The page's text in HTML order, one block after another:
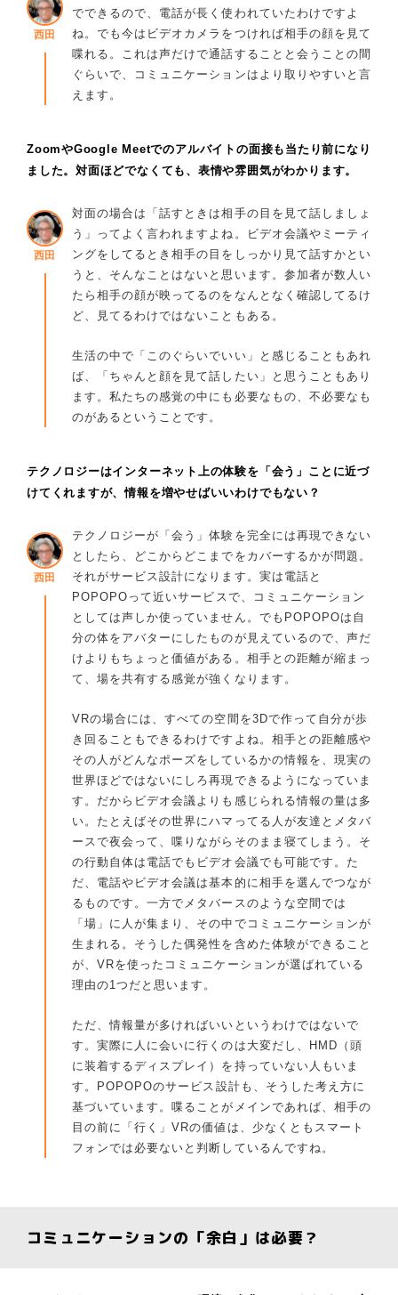
西田
でできるので、電話が長く使われていたわけですよ
ね。でも今はビデオカメラをつければ相手の顔を見て
喋れる。これは声だけで通話することと会うことの間
ぐらいで、コミュニケーションはより取りやすいと言
えます。
ZoomやGoogle Meetでのアルバイトの面接も当たり前になり
ました。対面ほどでなくても、表情や雰囲気がわかります。
西田
対面の場合は「話すときは相手の目を見て話しましょ
う」ってよく言われますよね。ビデオ会議やミーティ
ングをしてるとき相手の目をしっかり見て話すかとい
うと、そんなことはないと思います。参加者が数人い
たら相手の顔が映ってるのをなんとなく確認してるけ
ど、見てるわけではないこともある。
生活の中で「このぐらいでいい」と感じることもあれ
ば、「ちゃんと顔を見て話したい」と思うこともあり
ます。私たちの感覚の中にも必要なもの、不必要なも
のがあるということです。
テクノロジーはインターネット上の体験を「会う」ことに近づ
けてくれますが、情報を増やせばいいわけでもない？
西田
テクノロジーが「会う」体験を完全には再現できない
としたら、どこからどこまでをカバーするかが問題。
それがサービス設計になります。実は電話と
POPOPOって近いサービスで、コミュニケーション
としては声しか使っていません。でもPOPOPOは自
分の体をアバターにしたものが見えているので、声だ
けよりもちょっと価値がある。相手との距離が縮まっ
て、場を共有する感覚が強くなります。
VRの場合には、すべての空間を3Dで作って自分が歩
き回ることもできるわけですよね。相手との距離感や
その人がどんなポーズをしているかの情報を、現実の
世界ほどではないにしろ再現できるようになっていま
す。だからビデオ会議よりも感じられる情報の量は多
い。たとえばその世界にハマってる人が友達とメタバ
ースで夜会って、喋りながらそのまま寝てしまう。そ
の行動自体は電話でもビデオ会議でも可能です。た
だ、電話やビデオ会議は基本的に相手を選んでつなが
るものです。一方でメタバースのような空間では
「場」に人が集まり、その中でコミュニケーションが
生まれる。そうした偶発性を含めた体験ができること
が、VRを使ったコミュニケーションが選ばれている
理由の1つだと思います。
ただ、情報量が多ければいいというわけではないで
す。実際に人に会いに行くのは大変だし、HMD（頭
に装着するディスプレイ）を持っていない人もいま
す。POPOPOのサービス設計も、そうした考え方に
基づいています。喋ることがメインであれば、相手の
目の前に「行く」VRの価値は、少なくともスマート
フォンでは必要ないと判断しているんですね。
コミュニケーションの「余白」は必要？